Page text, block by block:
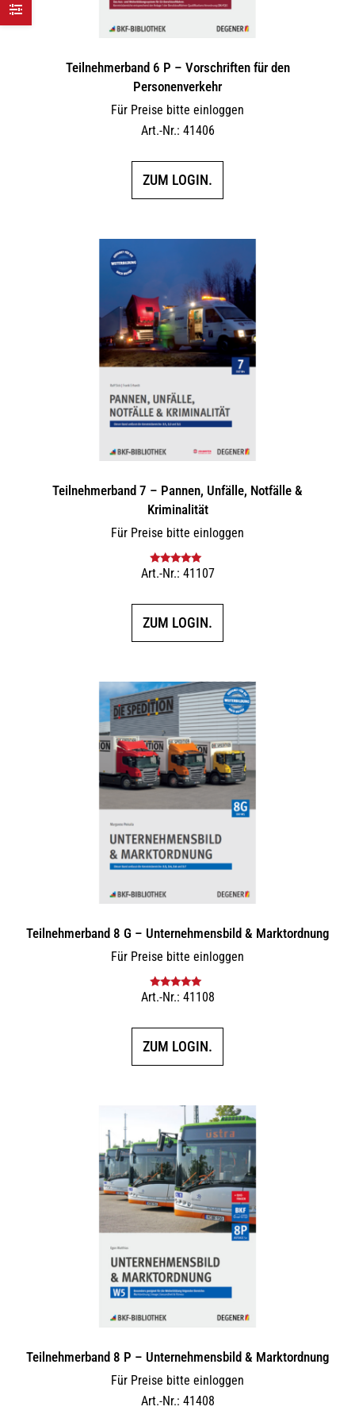
Teilnehmerband 6 P – Vorschriften für den
Personenverkehr
Für Preise bitte einloggen
Art.-Nr.: 41406
ZUM LOGIN.
Teilnehmerband 7 – Pannen, Unfälle, Notfälle &
Kriminalität
Für Preise bitte einloggen
Bewertet mit
Art.-Nr.: 41107
ZUM LOGIN.
Teilnehmerband 8 G – Unternehmensbild & Marktordnung
Für Preise bitte einloggen
Bewertet mit
Art.-Nr.: 41108
ZUM LOGIN.
Teilnehmerband 8 P – Unternehmensbild & Marktordnung
Für Preise bitte einloggen
Art.-Nr.: 41408